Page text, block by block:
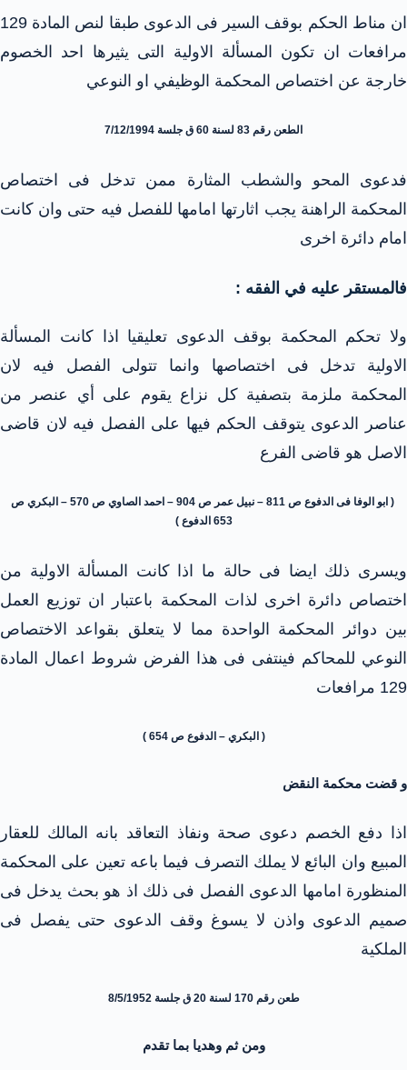
ان مناط الحكم بوقف السير فى الدعوى طبقا لنص المادة 129
مرافعات ان تكون المسألة الاولية التى يثيرها احد الخصوم
خارجة عن اختصاص المحكمة الوظيفي او النوعي
الطعن رقم 83 لسنة 60 ق جلسة 7/12/1994
فدعوى المحو والشطب المثارة ممن تدخل فى اختصاص
المحكمة الراهنة يجب اثارتها امامها للفصل فيه حتى وان كانت
امام دائرة اخرى
فالمستقر عليه في الفقه :
ولا تحكم المحكمة بوقف الدعوى تعليقيا اذا كانت المسألة
الاولية تدخل فى اختصاصها وانما تتولى الفصل فيه لان
المحكمة ملزمة بتصفية كل نزاع يقوم على أي عنصر من
عناصر الدعوى يتوقف الحكم فيها على الفصل فيه لان قاضى
الاصل هو قاضى الفرع
( ابو الوفا فى الدفوع ص 811 – نبيل عمر ص 904 – احمد الصاوي ص 570 – البكري ص
653 الدفوع )
ويسرى ذلك ايضا فى حالة ما اذا كانت المسألة الاولية من
اختصاص دائرة اخرى لذات المحكمة باعتبار ان توزيع العمل
بين دوائر المحكمة الواحدة مما لا يتعلق بقواعد الاختصاص
النوعي للمحاكم فينتفى فى هذا الفرض شروط اعمال المادة
129 مرافعات
( البكري – الدفوع ص 654 )
و قضت محكمة النقض
اذا دفع الخصم دعوى صحة ونفاذ التعاقد بانه المالك للعقار
المبيع وان البائع لا يملك التصرف فيما باعه تعين على المحكمة
المنظورة امامها الدعوى الفصل فى ذلك اذ هو بحث يدخل فى
صميم الدعوى واذن لا يسوغ وقف الدعوى حتى يفصل فى
الملكية
طعن رقم 170 لسنة 20 ق جلسة 8/5/1952
ومن ثم وهديا بما تقدم